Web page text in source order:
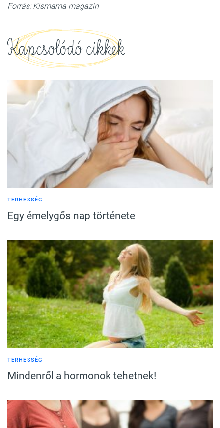
Forrás: Kismama magazin
Kapcsolódó cikkek
TERHESSÉG
Egy émelygős nap története
TERHESSÉG
Mindenről a hormonok tehetnek!